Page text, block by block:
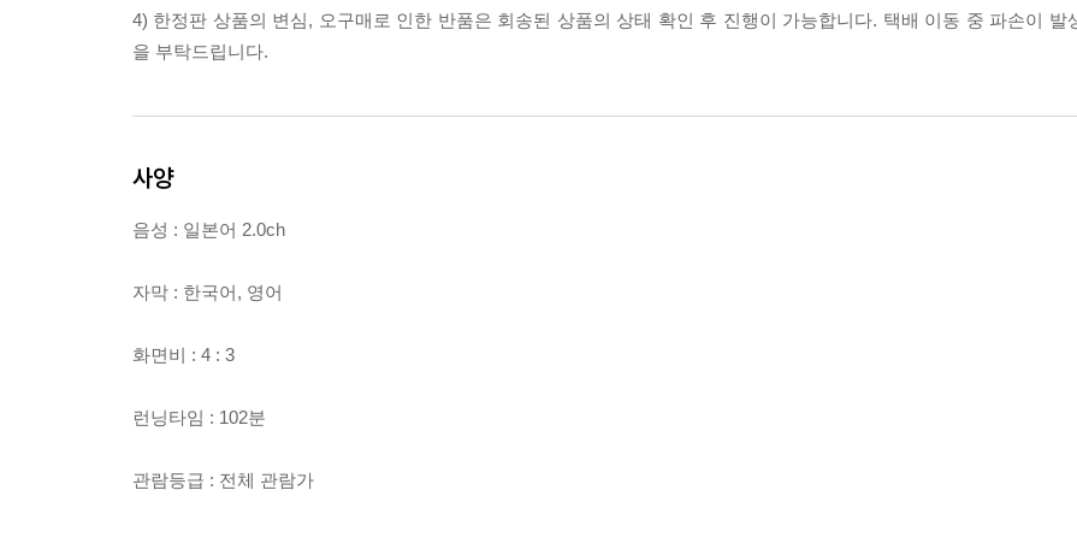
4) 한정판 상품의 변심, 오구매로 인한 반품은 회송된 상품의 상태 확인 후 진행이 가능합니다. 택배 이동 중 파손이 발
을 부탁드립니다.
사양
음성 : 일본어 2.0ch
자막 : 한국어, 영어
화면비 : 4 : 3
런닝타임 : 102분
관람등급 : 전체 관람가